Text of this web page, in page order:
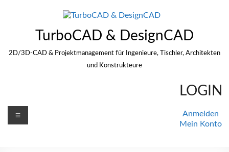
TurboCAD & DesignCAD
2D/3D-CAD & Projektmanagement für Ingenieure, Tischler, Architekten
und Konstrukteure
LOGIN
Anmelden
Mein Konto
Menü